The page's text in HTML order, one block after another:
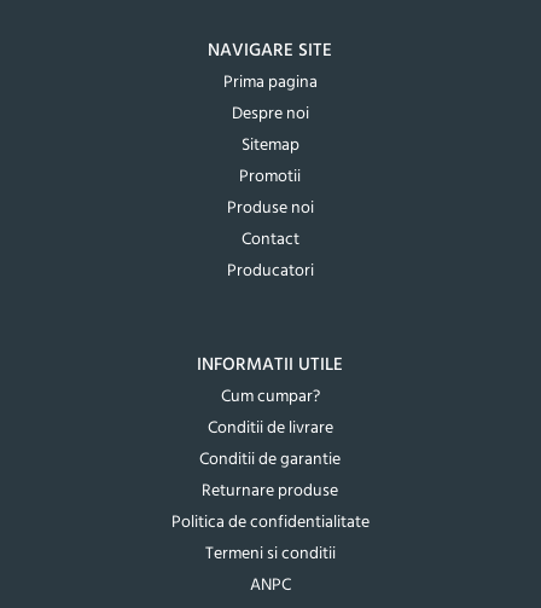
NAVIGARE SITE
Prima pagina
Despre noi
Sitemap
Promotii
Produse noi
Contact
Producatori
INFORMATII UTILE
Cum cumpar?
Conditii de livrare
Conditii de garantie
Returnare produse
Politica de confidentialitate
Termeni si conditii
ANPC